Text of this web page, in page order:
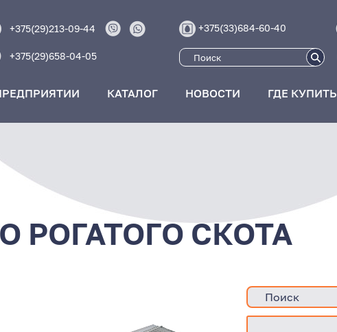
+375(29)213-09-44
+375(29)658-04-05
+375(33)684-60-40
КАТАЛОГ НОВОСТИ ГДЕ КУПИТЬ
РОГАТОГО СКОТА